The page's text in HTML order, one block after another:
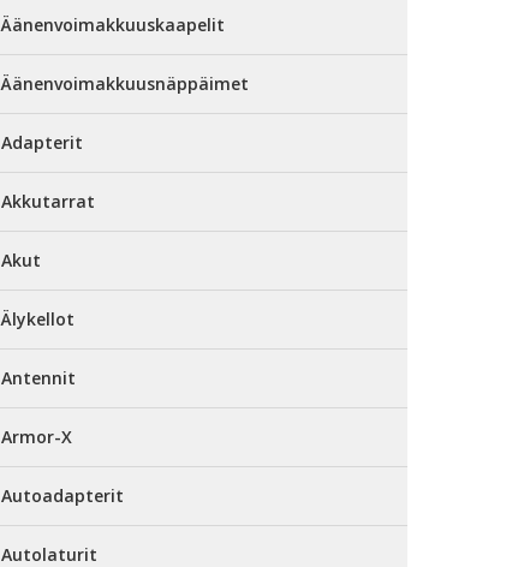
Äänenvoimakkuuskaapelit
Äänenvoimakkuusnäppäimet
Adapterit
Akkutarrat
Akut
Älykellot
Antennit
Armor-X
Autoadapterit
Autolaturit